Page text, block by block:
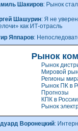
Шакиров: Рынок
Шашурин: Я не
как ИТ-отрасль
Яппаров:
Рынок
Рынок
Мировой
Регионы
Рынок ПК в
Прогнозы
КПК в
Рынок
Воронецкий: